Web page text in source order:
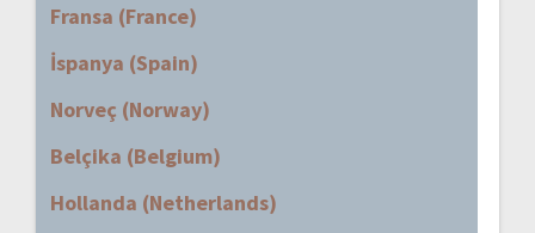
Fransa (France)
İspanya (Spain)
Norveç (Norway)
Belçika (Belgium)
Hollanda (Netherlands)